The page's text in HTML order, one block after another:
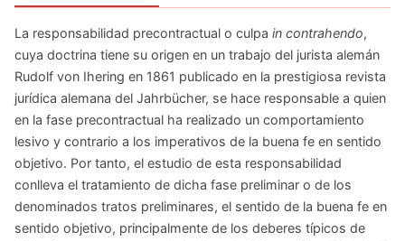
La responsabilidad precontractual o culpa in contrahendo,
cuya doctrina tiene su origen en un trabajo del jurista alemán
Rudolf von Ihering en 1861 publicado en la prestigiosa revista
jurídica alemana del Jahrbücher, se hace responsable a quien
en la fase precontractual ha realizado un comportamiento
lesivo y contrario a los imperativos de la buena fe en sentido
objetivo. Por tanto, el estudio de esta responsabilidad
conlleva el tratamiento de dicha fase preliminar o de los
denominados tratos preliminares, el sentido de la buena fe en
sentido objetivo, principalmente de los deberes típicos de